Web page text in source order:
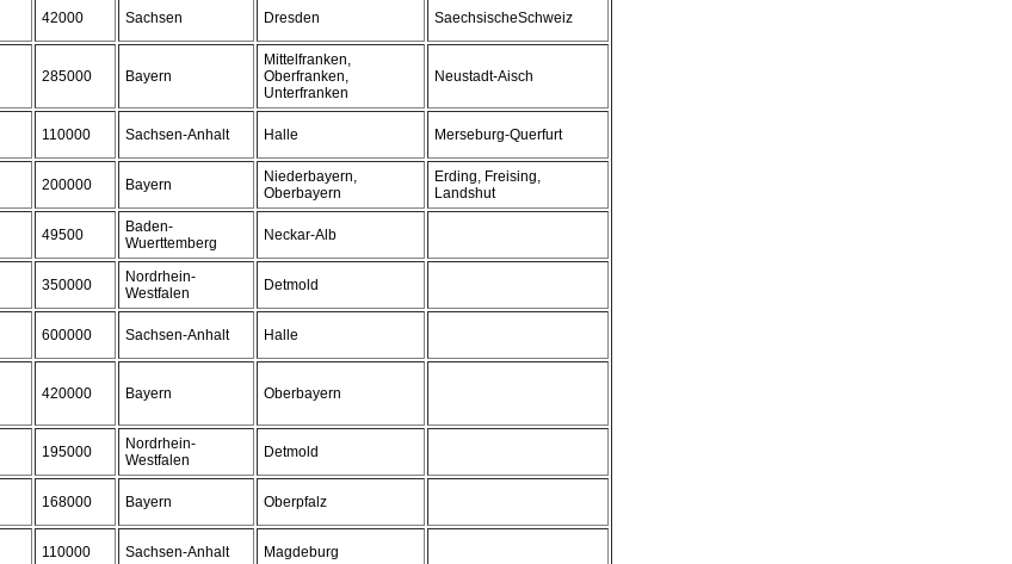
42000 Sachsen Dresden SaechsischeSchweiz
285000 Bayern
Mittelfranken,
Oberfranken,
Unterfranken
Neustadt-Aisch
110000 Sachsen-Anhalt Halle Merseburg-Querfurt
200000 Bayern
Niederbayern,
Oberbayern
Erding, Freising,
Landshut
49500
Baden-
Wuerttemberg
Neckar-Alb
350000
Nordrhein-
Westfalen
Detmold
600000 Sachsen-Anhalt Halle
420000 Bayern Oberbayern
195000
Nordrhein-
Westfalen
Detmold
168000 Bayern Oberpfalz
110000 Sachsen-Anhalt Magdeburg